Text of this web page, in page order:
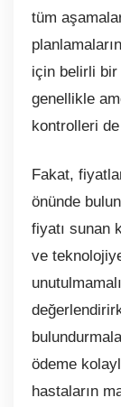
tüm
için belirli bir
genellikle
kontrolleri
Fakat,
önünde
fiyatı sunan
ve
ödeme
hastaların